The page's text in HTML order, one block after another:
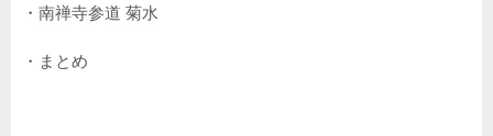
・南禅寺参道 菊水
・まとめ